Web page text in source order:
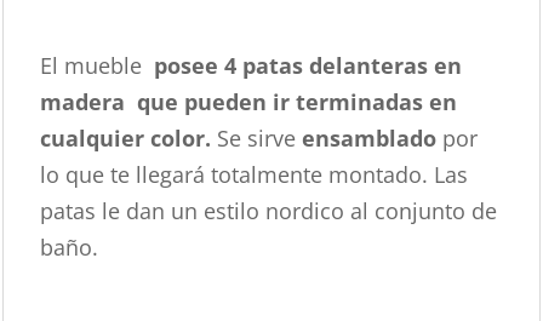
El mueble posee 4 patas delanteras en
madera que pueden ir terminadas en
cualquier color. Se sirve ensamblado por
lo que te llegará totalmente montado. Las
patas le dan un estilo nordico al conjunto de
baño.